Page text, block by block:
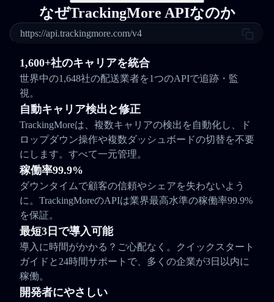
なぜTrackingMore APIなのか
https://api.trackingmore.com/v4
1,600+社のキャリアを統合
世界中の1,648社の配送業者を1つのAPIで追跡・監
視。
自動キャリア検出と修正
TrackingMoreは、複数キャリアの検出を自動化し、ド
ロップダウン操作や複数ダッシュボードの切替を不要
にします。すべて一元管理。
稼働率99.9%
ダウンタイムで顧客の信頼やシェアを失わないよう
に。TrackingMoreのAPIは業界最高水準の稼働率99.9%
を保証。
最短3日で導入可能
導入に時間がかかる？ご心配なく。クイックスタート
ガイドと24時間サポートで、多くの企業が3日以内に
稼働。
開発者にやさしい